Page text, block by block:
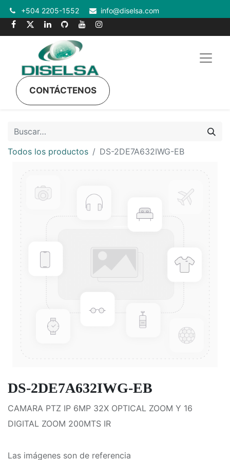
+504 2205-1552 info@diselsa.com
CONTÁCTENOS
Todos los productos DS-2DE7A632IWG-EB
DS-2DE7A632IWG-EB
CAMARA PTZ IP 6MP 32X OPTICAL ZOOM Y 16
DIGITAL ZOOM 200MTS IR
Las imágenes son de referencia